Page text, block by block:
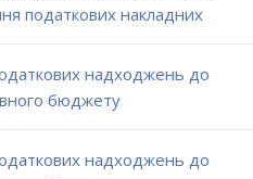
податкових накладних
надходжень до
бюджету
надходжень до